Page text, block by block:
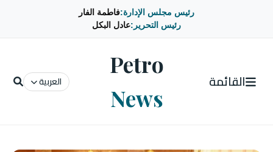
رئيس مجلس الإدارة:فاطمة الفار
رئيس التحرير:عادل البكل
القائمة
Petro
News
العربية